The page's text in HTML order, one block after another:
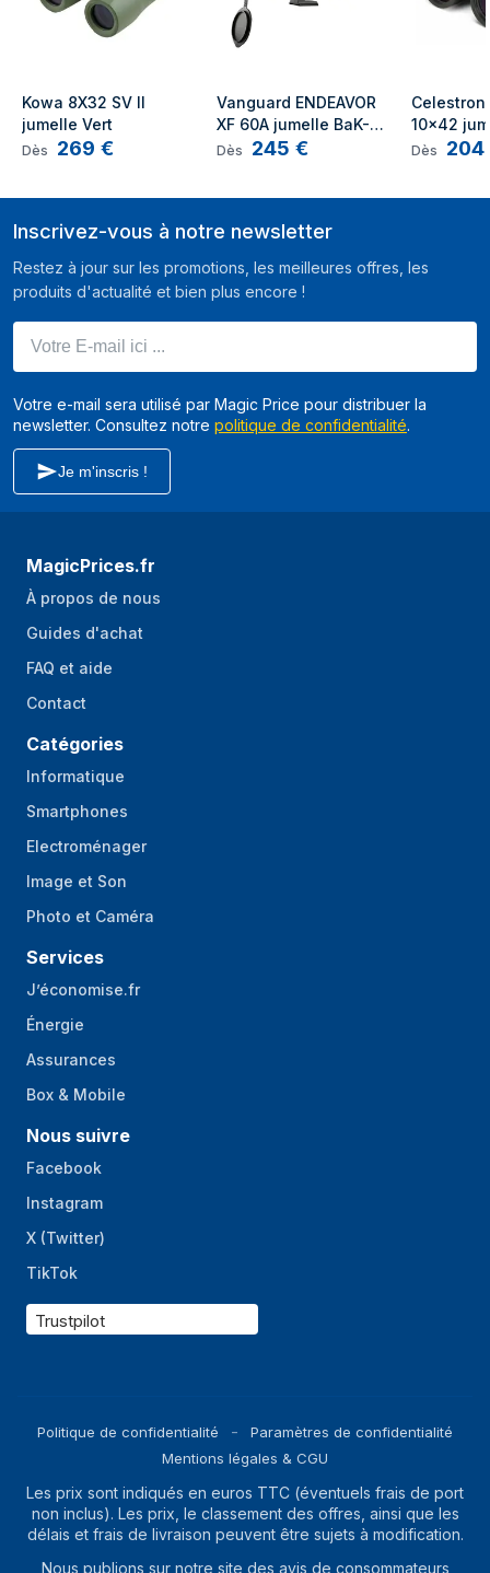
Kowa 8X32 SV II
jumelle Vert
Dès 269 €
Vanguard ENDEAVOR
XF 60A jumelle BaK-4
Vert
Dès 245 €
Celestron
10×42
Vert
Dès 204
Inscrivez-vous à notre newsletter
Restez à jour sur les promotions, les meilleures offres, les
produits d'actualité et bien plus encore !
Votre e-mail sera utilisé par Magic Price pour distribuer la
newsletter. Consultez notre politique de confidentialité.
Je m'inscris !
MagicPrices.fr
À propos de nous
Guides d'achat
FAQ et aide
Contact
Catégories
Informatique
Smartphones
Electroménager
Image et Son
Photo et Caméra
Services
J’économise.fr
Énergie
Assurances
Box & Mobile
Nous suivre
Facebook
Instagram
X (Twitter)
TikTok
Trustpilot
Politique de confidentialité
Paramètres de confidentialité
Mentions légales & CGU
Les prix sont indiqués en euros TTC (éventuels frais de port
non inclus). Les prix, le classement des offres, ainsi que les
délais et frais de livraison peuvent être sujets à modification.
Nous publions sur notre site des avis de consommateurs